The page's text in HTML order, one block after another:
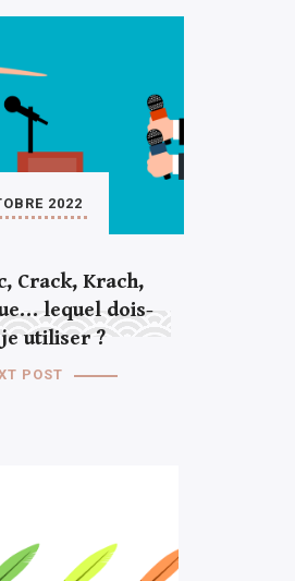
Crack, Krach,
lequel dois-
je utiliser ?
2022
POST